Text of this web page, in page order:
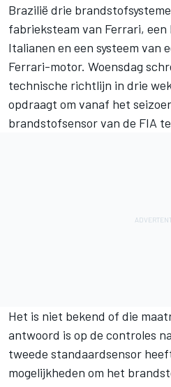
Brazilië drie
fabrieksteam van Ferrari,
Italianen en een systeem van
Ferrari-motor. Woensdag
technische richtlijn in drie
opdraagt om vanaf het
brandstofsensor van de FIA
Het is niet bekend of die
antwoord is op de controles
tweede standaardsensor
mogelijkheden om het